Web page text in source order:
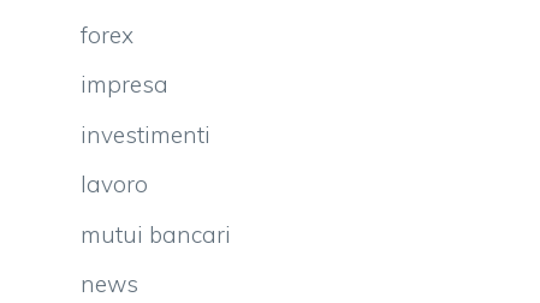
forex
impresa
investimenti
lavoro
mutui bancari
news